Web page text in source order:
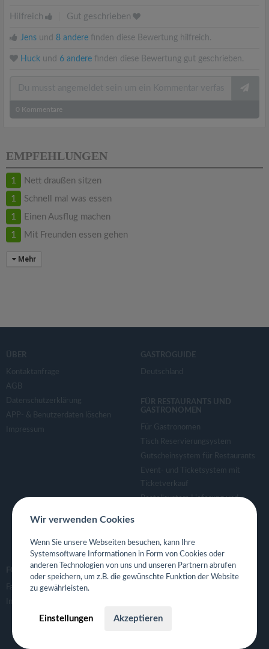
Hilfreich Gut geschrieben
Jens und 8 andere finden diese Bewertung hilfreich.
Huck und 6 andere finden diese Bewertung gut geschrieben.
0 Kommentare
EMPFEHLUNGEN
1 Nett draußen sitzen
1 Schnell mal was essen
1 Einen Ausflug machen
1 Mit Freunden essen gehen
Mehr
ÜBER
Kontaktanfrage
AGB
Datenschutzerklärung
APP- & Benutzerdaten löschen
Impressum
GASTROGUIDE
Deutschland
FÜR RESTAURANTS UND
GASTRONOMEN
Für Gastronomen
Tisch Reservierungsystem
Gutscheinsystem für Restaurants
Event- und Ticketsystem mit
Ticketverkauf
Bestellsystem Lieferung und
Eigene App für Restaurant
FOLGE UNS
Facebook
Instagram
Wir verwenden Cookies
Wenn Sie unsere Webseiten besuchen, kann Ihre
Systemsoftware Informationen in Form von Cookies oder
anderen Technologien von uns und unseren Partnern abrufen
oder speichern, um z.B. die gewünschte Funktion der Website
zu gewährleisten.
Einstellungen Akzeptieren